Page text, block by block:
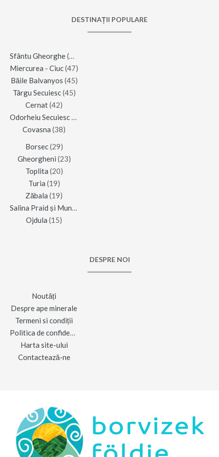
DESTINAȚII POPULARE
Sfântu Gheorghe(123)
Miercurea - Ciuc(47)
Băile Balvanyos (45)
Târgu Secuiesc(45)
Cernat(42)
Odorheiu Secuiesc
Covasna (38)
Borsec(29)
Gheorgheni (23)
Toplita (20)
Turia (19)
Zăbala (19)
Salina Praid și Muntele de Sare
Ojdula (15)
DESPRE NOI
Noutăți
Despre ape minerale
Termeni si condiții
Politica de confidențialitate
Harta site-ului
Contactează-ne